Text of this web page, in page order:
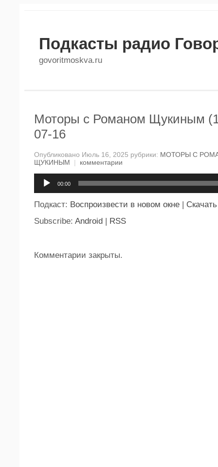
Подкасты радио
govoritmoskva.ru
Моторы с Романом Щукиным
07-16
Опубликовано Июль 16, 2025 рубрики: МОТОРЫ С
ЩУКИНЫМ
| комментарии
00:00
Подкаст: Воспроизвести в новом окне | Скачать
Subscribe: Android | RSS
Комментарии закрыты.